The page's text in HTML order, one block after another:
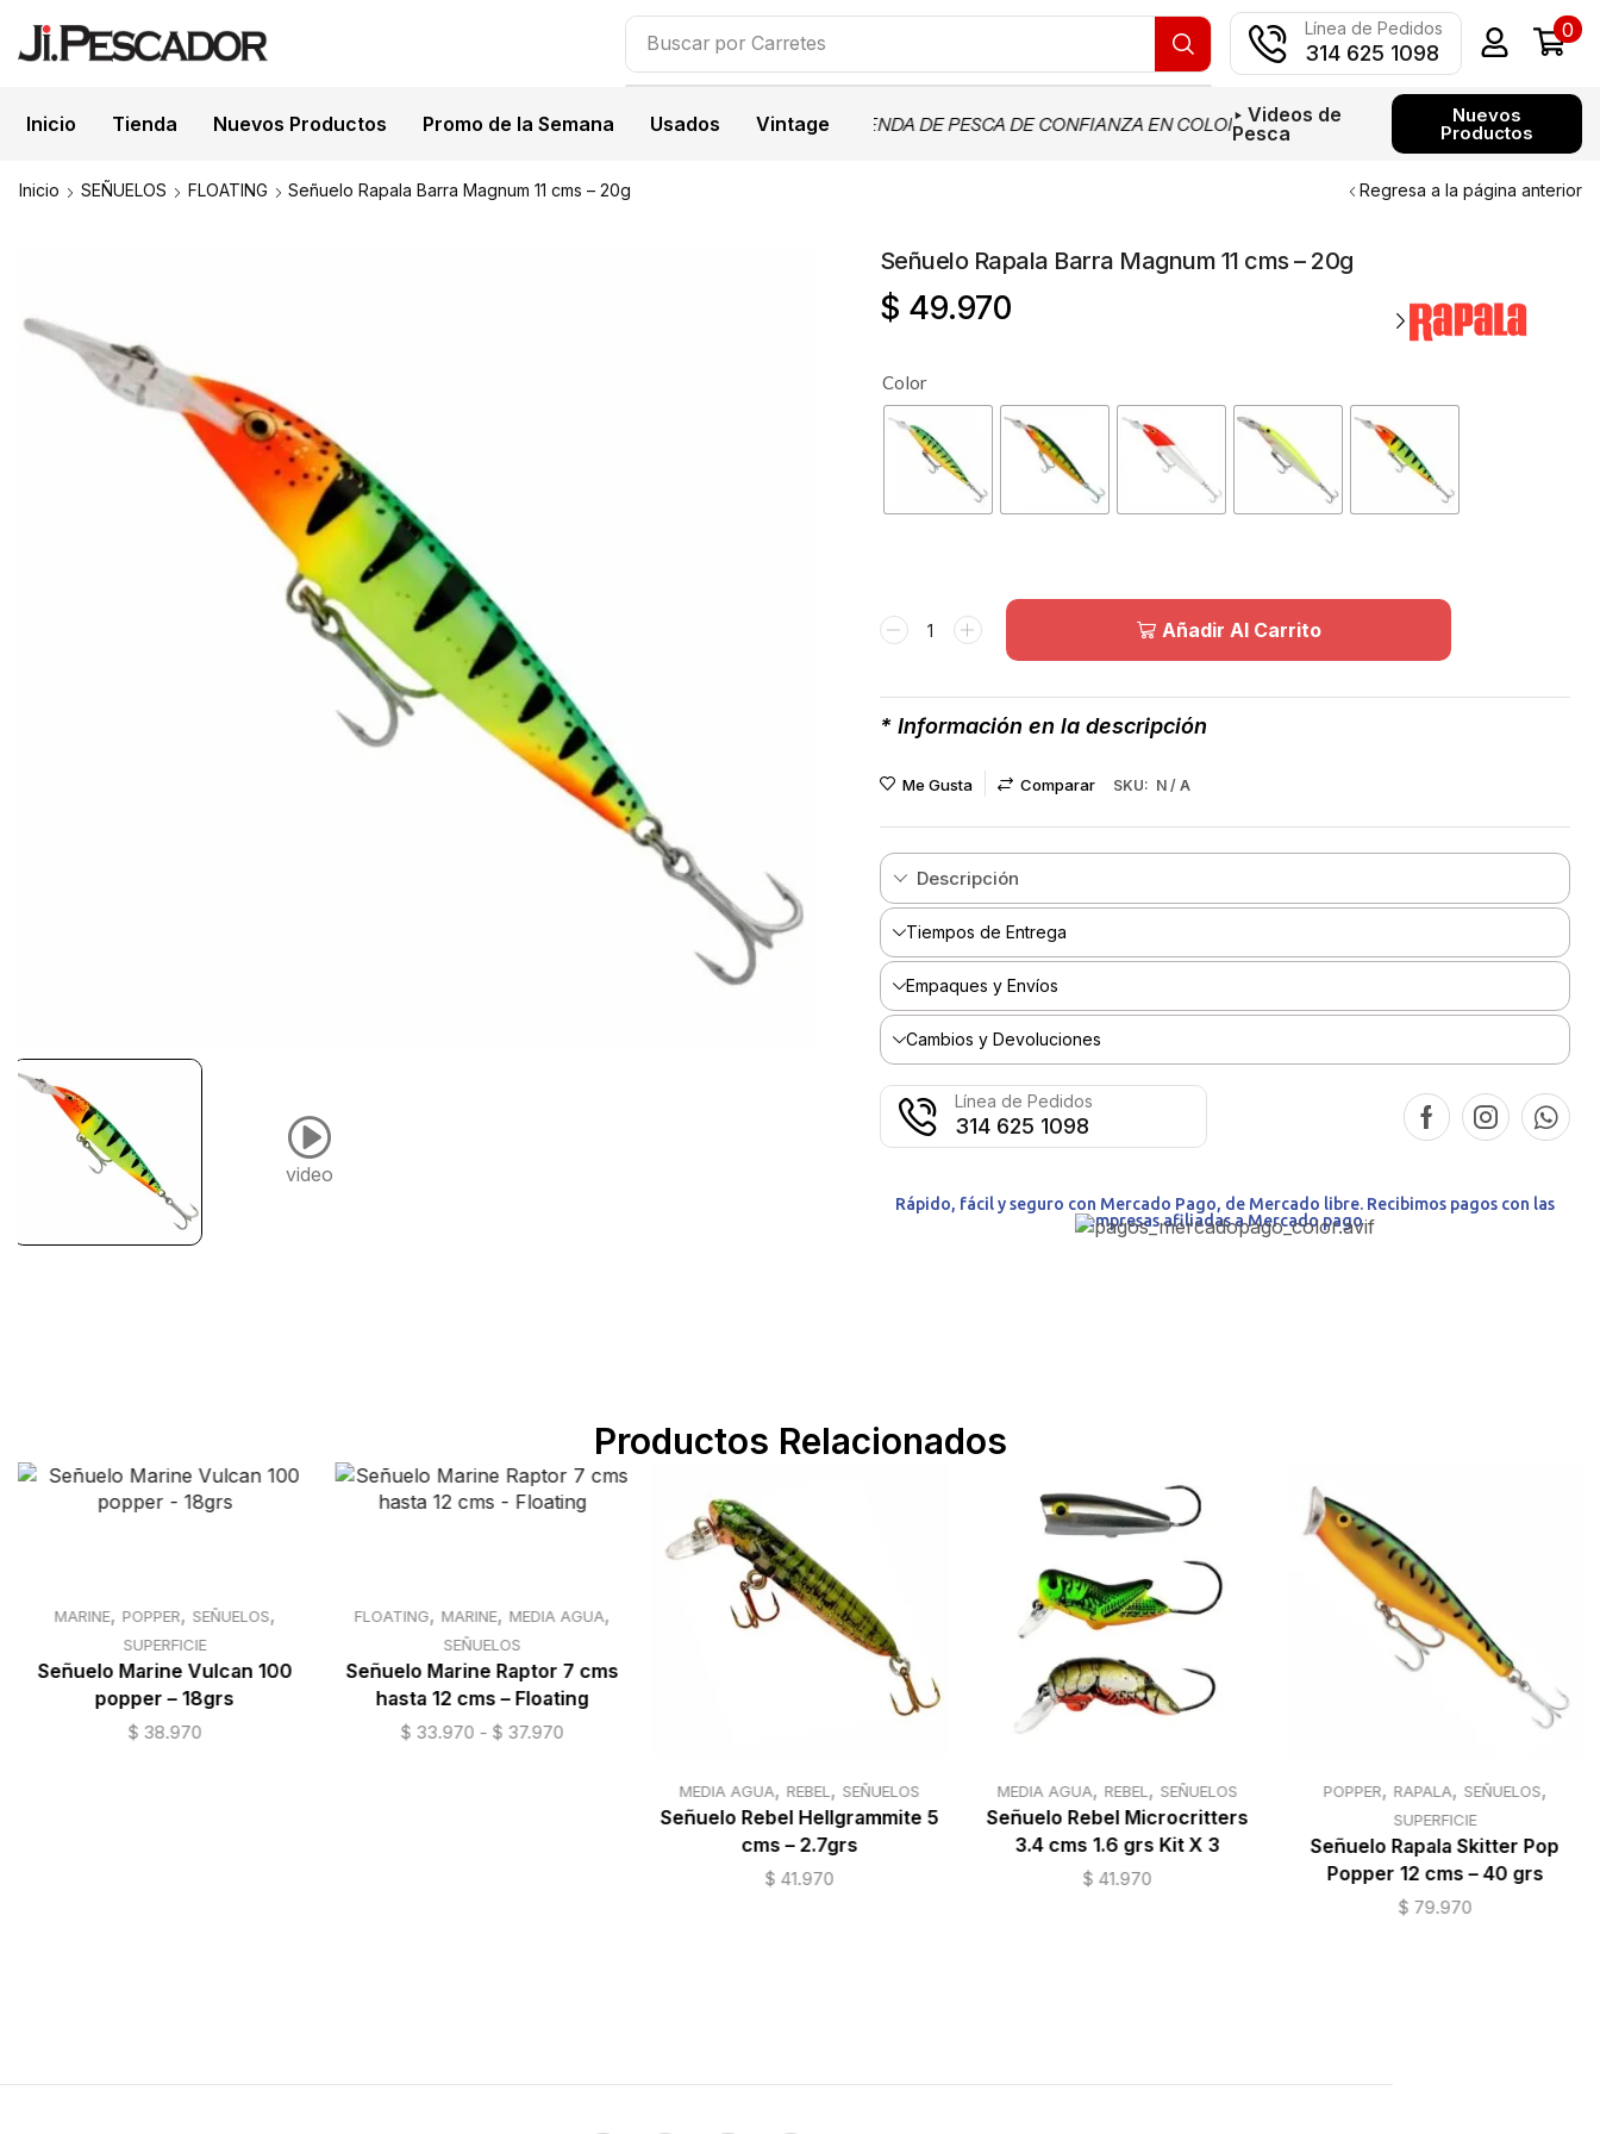
Buscar por Carretes
Línea de Pedidos
314 625 1098
0
Inicio Tienda Nuevos Productos Promo de la Semana Usados Vintage
ENVÍOS NACIONALES BIENVENIDOS A JIPESCADOR, TU TIENDA DE PESCA DE CONFIANZA EN COLOMBIA PAGOS CON MERCADO PAGO
‣ Videos de
Pesca
Nuevos
Productos
Inicio SEÑUELOS FLOATING Señuelo Rapala Barra Magnum 11 cms – 20g Regresa a la página anterior
video
Señuelo Rapala Barra Magnum 11 cms – 20g
$ 49.970
Color
Añadir Al Carrito
* Información en la descripción
Me Gusta Comparar SKU: N / A
Descripción
Tiempos de Entrega
Empaques y Envíos
Cambios y Devoluciones
Línea de Pedidos
314 625 1098
Rápido, fácil y seguro con Mercado Pago, de Mercado libre. Recibimos pagos con las
empresas afiliadas a Mercado pago
Productos Relacionados
Reiniciar
MARINE, POPPER, SEÑUELOS,
SUPERFICIE
Señuelo Marine Vulcan 100
popper – 18grs
$ 38.970 12 cms
FLOATING, MARINE, MEDIA AGUA,
SEÑUELOS
Señuelo Marine Raptor 7 cms
hasta 12 cms – Floating
$ 33.970 - $ 37.970
MEDIA AGUA, REBEL , SEÑUELOS
Señuelo Rebel Hellgrammite 5
cms – 2.7grs
$ 41.970
MEDIA AGUA, REBEL , SEÑUELOS
Señuelo Rebel Microcritters
3.4 cms 1.6 grs Kit X 3
$ 41.970
Reiniciar
selección
POPPER, RAPALA, SEÑUELOS,
SUPERFICIE
Señuelo Rapala Skitter Pop
Popper 12 cms – 40 grs
$ 79.970